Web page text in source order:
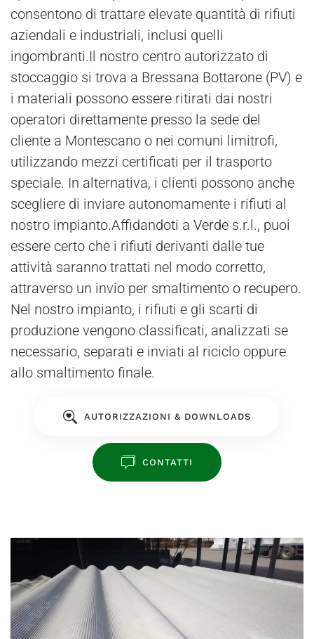
consentono di trattare elevate quantità di rifiuti
aziendali e industriali, inclusi quelli
ingombranti.Il nostro centro autorizzato di
stoccaggio si trova a Bressana Bottarone (PV) e
i materiali possono essere ritirati dai nostri
operatori direttamente presso la sede del
cliente a Montescano o nei comuni limitrofi,
utilizzando mezzi certificati per il trasporto
speciale. In alternativa, i clienti possono anche
scegliere di inviare autonomamente i rifiuti al
nostro impianto.Affidandoti a Verde s.r.l., puoi
essere certo che i rifiuti derivanti dalle tue
attività saranno trattati nel modo corretto,
attraverso un invio per smaltimento o recupero.
Nel nostro impianto, i rifiuti e gli scarti di
produzione vengono classificati, analizzati se
necessario, separati e inviati al riciclo oppure
allo smaltimento finale.
AUTORIZZAZIONI & DOWNLOADS
CONTATTI